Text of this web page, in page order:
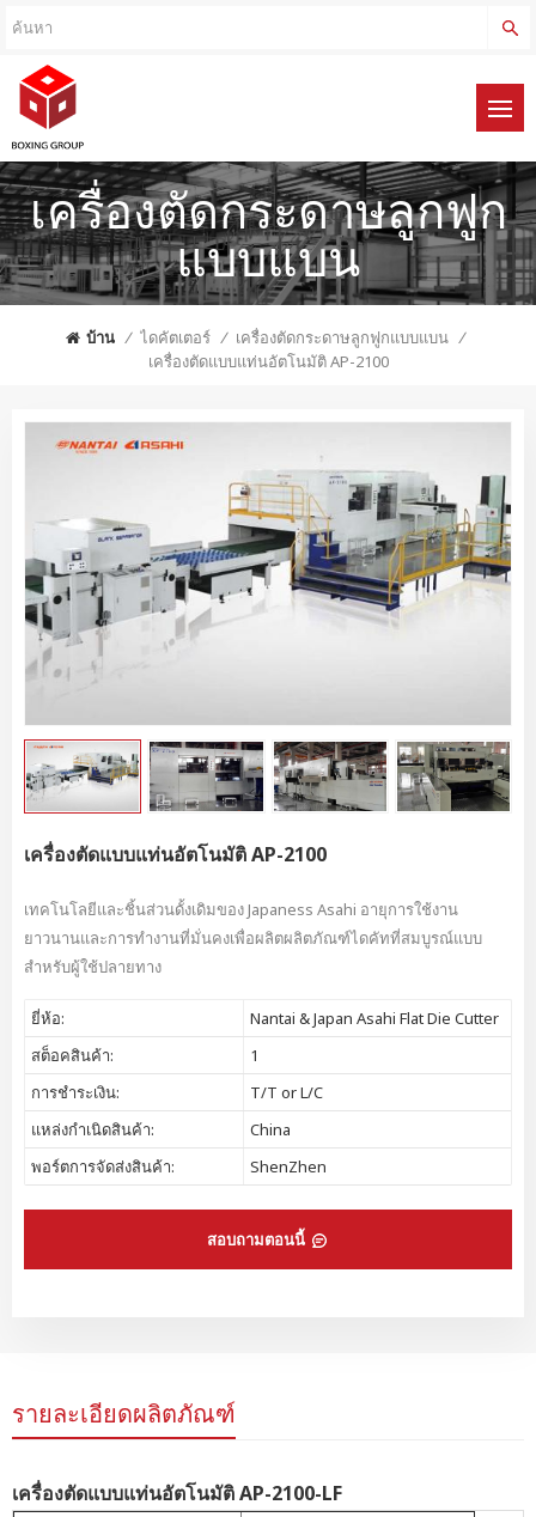
เครื่องตัดกระดาษลูกฟูก
แบบแบน
บ้าน / ไดคัตเตอร์ / เครื่องตัดกระดาษลูกฟูกแบบแบน /
เครื่องตัดแบบแท่นอัตโนมัติ AP-2100
เครื่องตัดแบบแท่นอัตโนมัติ AP-2100
เทคโนโลยีและชิ้นส่วนดั้งเดิมของ Japaness Asahi อายุการใช้งาน
ยาวนานและการทำงานที่มั่นคงเพื่อผลิตผลิตภัณฑ์ไดคัทที่สมบูรณ์แบบ
สำหรับผู้ใช้ปลายทาง
ยี่ห้อ:
Nantai & Japan Asahi Flat Die Cutter
สต็อคสินค้า:
1
การชำระเงิน:
T/T or L/C
แหล่งกำเนิดสินค้า:
China
พอร์ตการจัดส่งสินค้า:
ShenZhen
สอบถามตอนนี้
รายละเอียดผลิตภัณฑ์
เครื่องตัดแบบแท่นอัตโนมัติ AP-2100-LF